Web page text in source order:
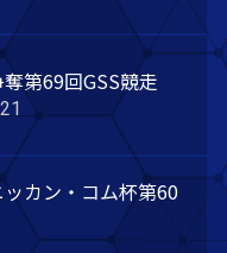
第69回GSS競走
カン・コム杯第60